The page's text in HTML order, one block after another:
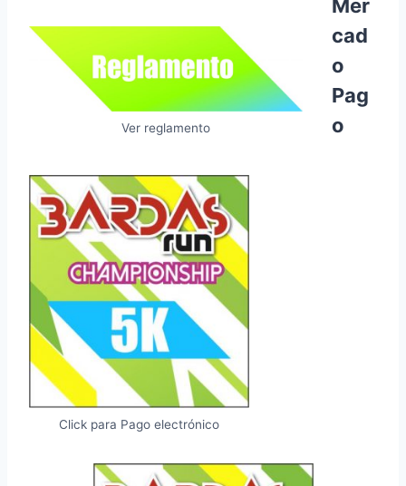
Ver reglamento
Mer
cad
o
Pag
o
Click para Pago electrónico